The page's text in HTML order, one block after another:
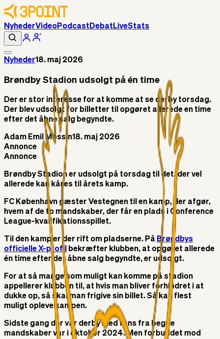
NyhederVideoPodcast Debat LiveStats
Nyheder18. maj 2026
Brøndby Stadion udsolgt på én time
Der er stor interesse for at komme at se derby torsdag.
Der blev udsolgt for billetter til opgøret allerede en time
efter det åbne salg begyndte.
Adam Emil Mossin18. maj 2026
Annonce
Annonce
Brøndby Stadion er udsolgt på torsdag til det, der vel
allerede kan kåres til årets kamp.
FC København gæster Vestegnen til en kamp, der afgør,
hvem af de to mandskaber, der får en plads i Conference
League-kvalifikationsspillet.
Til den kamp er der rift om pladserne. På Brøndbys
officielle X-profil bekræfter klubben, at opgøret allerede
én time efter det åbne salg begyndte, er udsolgt.
For at så mange som muligt kan komme på stadion
appellerer klubben til, at hvis man bliver forhindret i at
dukke op, så skal man frigive sin billet. Så kan flest
muligt opleve kampen.
Sidste gang der var derby med fans fra begge
mandskaber var i oktober 2024. Men forbuddet mod